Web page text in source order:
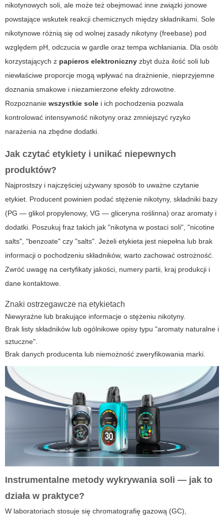
nikotynowych soli , ale może też obejmować inne związki jonowe
powstające wskutek reakcji chemicznych między składnikami. Sole
nikotynowe różnią się od wolnej zasady nikotyny (freebase) pod
względem pH, odczucia w gardle oraz tempa wchłaniania. Dla osób
korzystających z papieros elektroniczny zbyt duża ilość soli lub
niewłaściwe proporcje mogą wpływać na drażnienie, nieprzyjemne
doznania smakowe i niezamierzone efekty zdrowotne.
Rozpoznanie wszystkie sole i ich pochodzenia pozwala
kontrolować intensywność nikotyny oraz zmniejszyć ryzyko
narażenia na zbędne dodatki.
Jak czytać etykiety i unikać niepewnych
produktów?
Najprostszy i najczęściej używany sposób to uważne czytanie
etykiet. Producent powinien podać stężenie nikotyny, składniki bazy
(PG — glikol propylenowy, VG — gliceryna roślinna) oraz aromaty i
dodatki. Poszukuj fraz takich jak "nikotyna w postaci soli", "nicotine
salts", "benzoate" czy "salts". Jeżeli etykieta jest niepełna lub brak
informacji o pochodzeniu składników, warto zachować ostrożność.
Zwróć uwagę na certyfikaty jakości, numery partii, kraj produkcji i
dane kontaktowe.
Znaki ostrzegawcze na etykietach
Niewyraźne lub brakujące informacje o stężeniu nikotyny.
Brak listy składników lub ogólnikowe opisy typu "aromaty naturalne i
sztuczne".
Brak danych producenta lub niemożność zweryfikowania marki.
Instrumentalne metody wykrywania soli — jak to
działa w praktyce?
W laboratoriach stosuje się chromatografię gazową (GC),